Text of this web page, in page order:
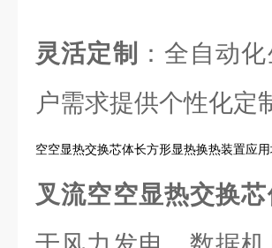
灵活定制
：全自动
户需求提供个性化定
空空显热交换芯体长方形显热换热装置应
叉流空空显热交换